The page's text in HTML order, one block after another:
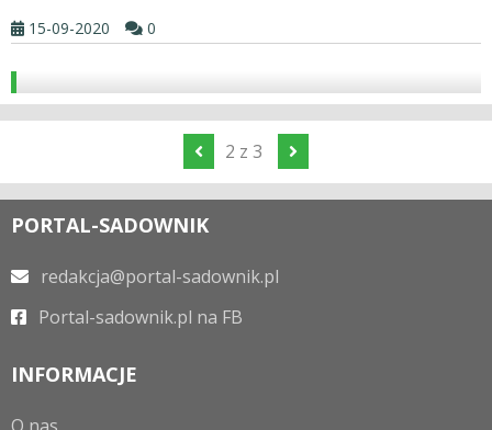
15-09-2020 0
2 z 3
PORTAL-SADOWNIK
redakcja@portal-sadownik.pl
Portal-sadownik.pl na FB
INFORMACJE